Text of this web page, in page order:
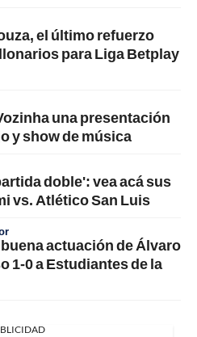
el último refuerzo
para Liga Betplay
una presentación
y show de música
doble': vea acá sus
vs. Atlético San Luis
actuación de Álvaro
1-0 a Estudiantes de la